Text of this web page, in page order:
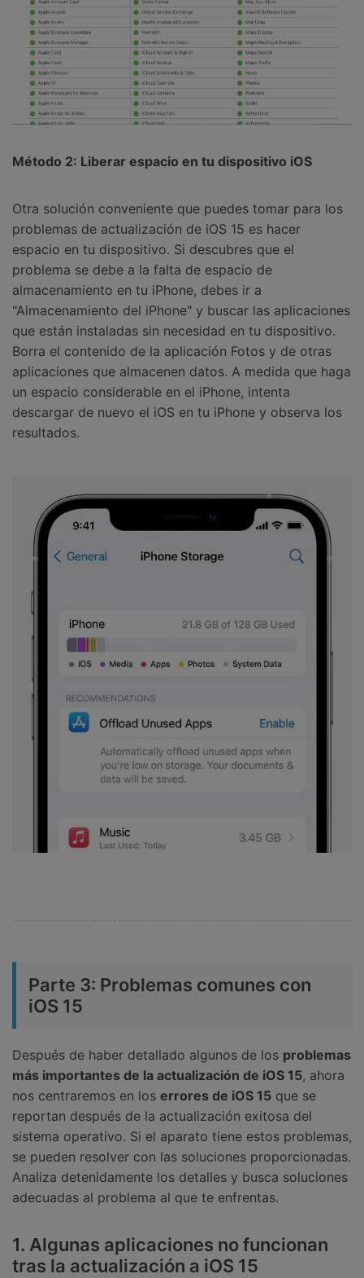
Método 2: Liberar espacio en tu dispositivo iOS
Otra solución conveniente que puedes tomar para los
problemas de actualización de iOS 15 es hacer
espacio en tu dispositivo. Si descubres que el
problema se debe a la falta de espacio de
almacenamiento en tu iPhone, debes ir a
"Almacenamiento del iPhone" y buscar las aplicaciones
que están instaladas sin necesidad en tu dispositivo.
Borra el contenido de la aplicación Fotos y de otras
aplicaciones que almacenen datos. A medida que haga
un espacio considerable en el iPhone, intenta
descargar de nuevo el iOS en tu iPhone y observa los
resultados.
Parte 3: Problemas comunes con
iOS 15
Después de haber detallado algunos de los problemas
más importantes de la actualización de iOS 15, ahora
nos centraremos en los errores de iOS 15 que se
reportan después de la actualización exitosa del
sistema operativo. Si el aparato tiene estos problemas,
se pueden resolver con las soluciones proporcionadas.
Analiza detenidamente los detalles y busca soluciones
adecuadas al problema al que te enfrentas.
1. Algunas aplicaciones no funcionan
tras la actualización a iOS 15